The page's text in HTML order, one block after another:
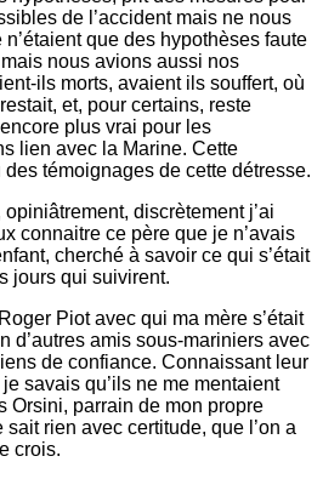
de l’accident mais ne nous
que des hypothèses faute
mais nous avions aussi nos
ils morts, avaient ils souffert, où
et, pour certains, reste
plus vrai pour les
lien avec la Marine. Cette
témoignages de cette détresse.
discrètement j’ai
connaitre ce père que je n’avais
cherché à savoir ce qui s’était
jours qui suivirent.
Piot avec qui ma mère s’était
d’autres amis sous-mariniers avec
de confiance. Connaissant leur
savais qu’ils ne me mentaient
Orsini, parrain de mon propre
sait rien avec certitude, que l’on a
crois.